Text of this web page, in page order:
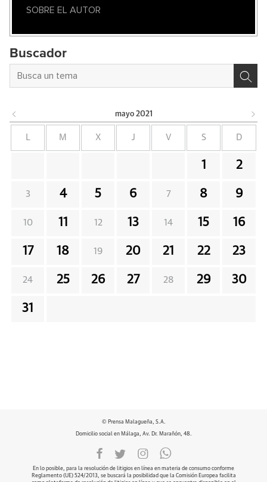
SOBRE EL AUTOR
Buscador
mayo 2021
M X J V S D
1 2
3 4 5 6 7 8 9
10 11 12 13 14 15 16
17 18 19 20 21 22 23
24 25 26 27 28 29 30
31
© Prensa Malagueña, S.A.
Domicilio social en Málaga, Av. Dr. Marañón, 48.
En lo posible, para la resolución de litigios en línea en materia de consumo conforme
Reglamento (UE) 524/2013, se buscará la posibilidad que la Comisión Europea facilita